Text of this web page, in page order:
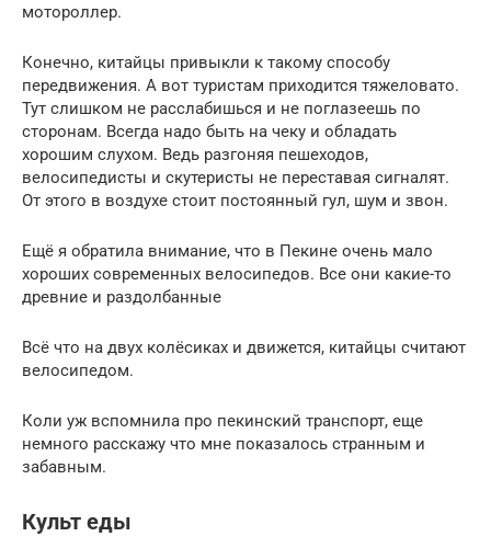
мотороллер.
Конечно, китайцы привыкли к такому способу
передвижения. А вот туристам приходится тяжеловато.
Тут слишком не расслабишься и не поглазеешь по
сторонам. Всегда надо быть на чеку и обладать
хорошим слухом. Ведь разгоняя пешеходов,
велосипедисты и скутеристы не переставая сигналят.
От этого в воздухе стоит постоянный гул, шум и звон.
Ещё я обратила внимание, что в Пекине очень мало
хороших современных велосипедов. Все они какие-то
древние и раздолбанные
Всё что на двух колёсиках и движется, китайцы считают
велосипедом.
Коли уж вспомнила про пекинский транспорт, еще
немного расскажу что мне показалось странным и
забавным.
Культ еды